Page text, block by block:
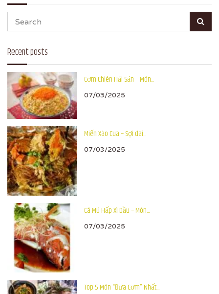
Recent posts
Cơm Chiên Hải Sản – Món...
07/03/2025
Miến Xào Cua – Sợi dai...
07/03/2025
Cá Mú Hấp Xì Dầu – Món...
07/03/2025
Top 5 Món “Đưa Cơm” Nhất...